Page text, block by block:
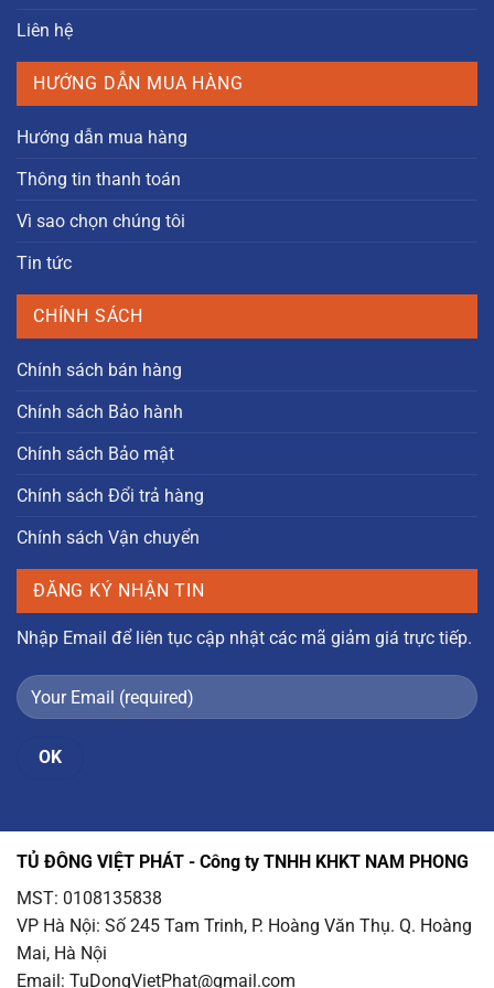
Liên hệ
HƯỚNG DẪN MUA HÀNG
Hướng dẫn mua hàng
Thông tin thanh toán
Vì sao chọn chúng tôi
Tin tức
CHÍNH SÁCH
Chính sách bán hàng
Chính sách Bảo hành
Chính sách Bảo mật
Chính sách Đổi trả hàng
Chính sách Vận chuyển
ĐĂNG KÝ NHẬN TIN
Nhập Email để liên tục cập nhật các mã giảm giá trực tiếp.
TỦ ĐÔNG VIỆT PHÁT - Công ty TNHH KHKT NAM PHONG
MST: 0108135838
VP Hà Nội: Số 245 Tam Trinh, P. Hoàng Văn Thụ. Q. Hoàng
Mai, Hà Nội
Email: TuDongVietPhat@gmail.com